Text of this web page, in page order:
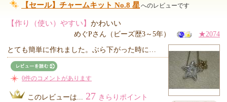
【セール】チャームキット No.8 星 へのレビューです
【作り（使い）やすい】 かわいい
めぐPさん（ビーズ歴3～5年） ★2074
とても簡単に作れました。ぶら下がった時に…
0件のコメントがあります
このレビューは... 27 きらりポイント